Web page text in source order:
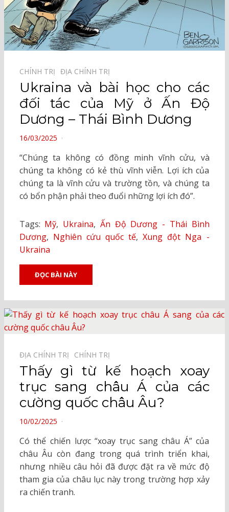
CHÍNH TRỊ⠀ ĐỊA CHÍNH TRỊ⠀
Ukraina và bài học cho các
đối tác của Mỹ ở Ấn Độ
Dương – Thái Bình Dương
POSTED
16/03/2025
“Chúng ta không có đồng minh vĩnh cửu, và
chúng ta không có kẻ thù vĩnh viễn. Lợi ích của
chúng ta là vĩnh cửu và trường tồn, và chúng ta
có bổn phận phải theo đuổi những lợi ích đó”.
Tags: Mỹ, Ukraina, Ấn Độ Dương - Thái Bình
Dương, Nghiên cứu quốc tế,Xung đột Nga -
Ukraina
ĐỌC BÀI NÀY
ĐỊA CHÍNH TRỊ⠀ CHÍNH TRỊ⠀
Thấy gì từ kế hoạch xoay
trục sang châu Á của các
cường quốc châu Âu?
POSTED
10/02/2025
Có thể chiến lược “xoay trục sang châu Á” của
châu Âu còn đang trong quá trình triển khai,
nhưng nhiều câu hỏi đã được đặt ra về mức độ
tham gia của châu lục này trong trường hợp xảy
ra chiến tranh.